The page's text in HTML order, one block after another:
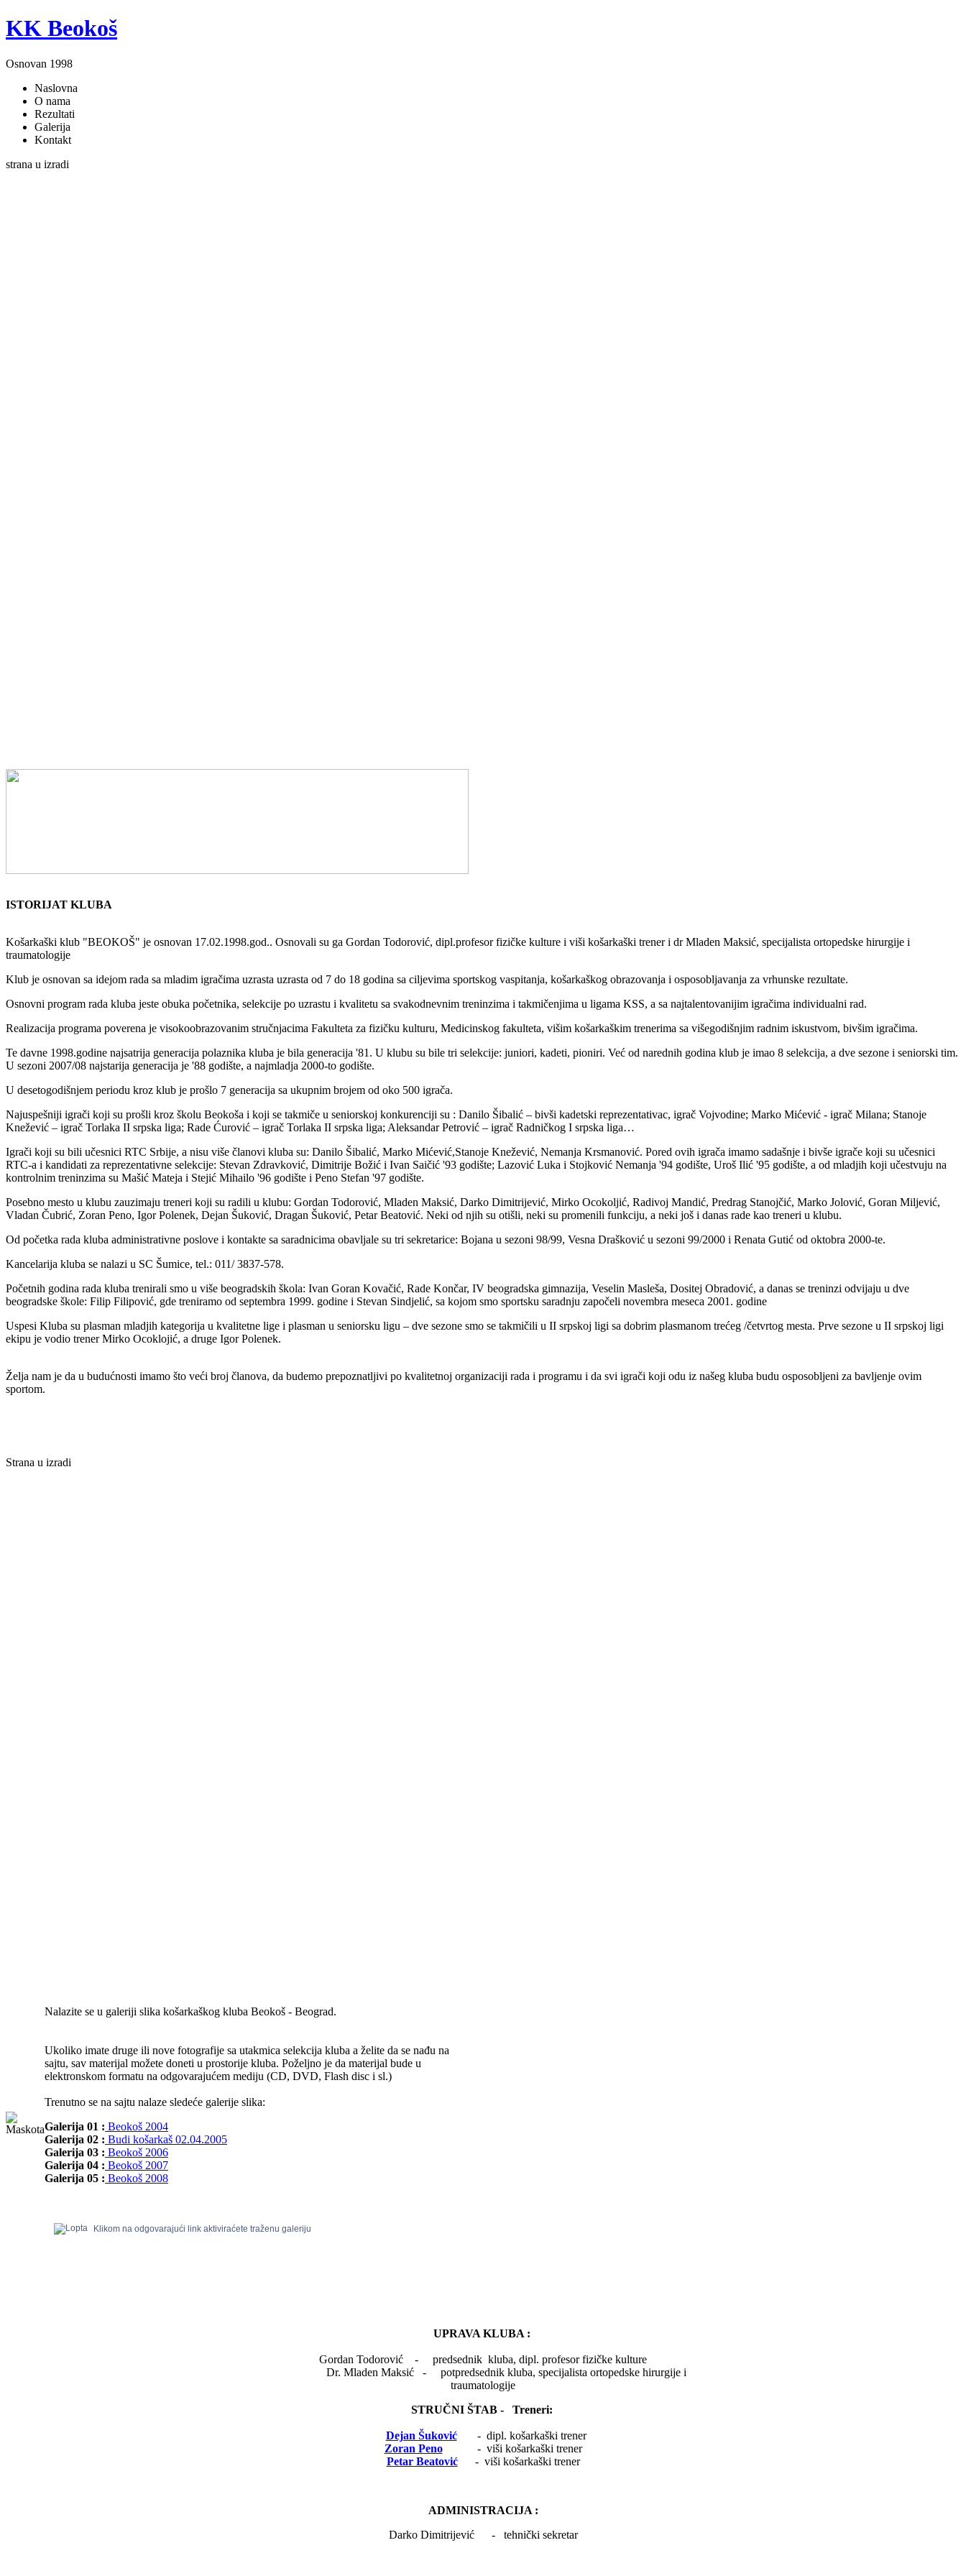
KK Beokoš
Osnovan 1998
Naslovna
O nama
Rezultati
Galerija
Kontakt
strana u izradi
ISTORIJAT KLUBA
Košarkaški klub "BEOKOŠ" je osnovan 17.02.1998.god.. Osnovali su ga Gordan Todorović, dipl.profesor fizičke kulture i viši košarkaški trener i dr Mladen Maksić, specijalista ortopedske hirurgije i
traumatologije
Klub je osnovan sa idejom rada sa mladim igračima uzrasta uzrasta od 7 do 18 godina sa ciljevima sportskog vaspitanja, košarkaškog obrazovanja i osposobljavanja za vrhunske rezultate.
Osnovni program rada kluba jeste obuka početnika, selekcije po uzrastu i kvalitetu sa svakodnevnim treninzima i takmičenjima u ligama KSS, a sa najtalentovanijim igračima individualni rad.
Realizacija programa poverena je visokoobrazovanim stručnjacima Fakulteta za fizičku kulturu, Medicinskog fakulteta, višim košarkaškim trenerima sa višegodišnjim radnim iskustvom, bivšim igračima.
Te davne 1998.godine najsatrija generacija polaznika kluba je bila generacija '81. U klubu su bile tri selekcije: juniori, kadeti, pioniri. Već od narednih godina klub je imao 8 selekcija, a dve sezone i seniorski tim.
U sezoni 2007/08 najstarija generacija je '88 godište, a najmladja 2000-to godište.
U desetogodišnjem periodu kroz klub je prošlo 7 generacija sa ukupnim brojem od oko 500 igrača.
Najuspešniji igrači koji su prošli kroz školu Beokoša i koji se takmiče u seniorskoj konkurenciji su : Danilo Šibalić – bivši kadetski reprezentativac, igrač Vojvodine; Marko Mićević - igrač Milana; Stanoje
Knežević – igrač Torlaka II srpska liga; Rade Ćurović – igrač Torlaka II srpska liga; Aleksandar Petrović – igrač Radničkog I srpska liga…
Igrači koji su bili učesnici RTC Srbije, a nisu više članovi kluba su: Danilo Šibalić, Marko Mićević,Stanoje Knežević, Nemanja Krsmanović. Pored ovih igrača imamo sadašnje i bivše igrače koji su učesnici
RTC-a i kandidati za reprezentativne selekcije: Stevan Zdravković, Dimitrije Božić i Ivan Saičić '93 godište; Lazović Luka i Stojković Nemanja '94 godište, Uroš Ilić '95 godište, a od mladjih koji učestvuju na
kontrolnim treninzima su Mašić Mateja i Stejić Mihailo '96 godište i Peno Stefan '97 godište.
Posebno mesto u klubu zauzimaju treneri koji su radili u klubu: Gordan Todorović, Mladen Maksić, Darko Dimitrijević, Mirko Ocokoljić, Radivoj Mandić, Predrag Stanojčić, Marko Jolović, Goran Miljević,
Vladan Čubrić, Zoran Peno, Igor Polenek, Dejan Šuković, Dragan Šuković, Petar Beatović. Neki od njih su otišli, neki su promenili funkciju, a neki još i danas rade kao treneri u klubu.
Od početka rada kluba administrativne poslove i kontakte sa saradnicima obavljale su tri sekretarice: Bojana u sezoni 98/99, Vesna Drašković u sezoni 99/2000 i Renata Gutić od oktobra 2000-te.
Kancelarija kluba se nalazi u SC Šumice, tel.: 011/ 3837-578.
Početnih godina rada kluba trenirali smo u više beogradskih škola: Ivan Goran Kovačić, Rade Končar, IV beogradska gimnazija, Veselin Masleša, Dositej Obradović, a danas se treninzi odvijaju u dve
beogradske škole: Filip Filipović, gde treniramo od septembra 1999. godine i Stevan Sindjelić, sa kojom smo sportsku saradnju započeli novembra meseca 2001. godine
Uspesi Kluba su plasman mladjih kategorija u kvalitetne lige i plasman u seniorsku ligu – dve sezone smo se takmičili u II srpskoj ligi sa dobrim plasmanom trećeg /četvrtog mesta. Prve sezone u II srpskoj ligi
ekipu je vodio trener Mirko Ocoklojić, a druge Igor Polenek.
Želja nam je da u budućnosti imamo što veći broj članova, da budemo prepoznatljivi po kvalitetnoj organizaciji rada i programu i da svi igrači koji odu iz našeg kluba budu osposobljeni za bavljenje ovim
sportom.
Strana u izradi
Nalazite se u galeriji slika košarkaškog kluba Beokoš - Beograd.
Ukoliko imate druge ili nove fotografije sa utakmica selekcija kluba a želite da se nađu na
sajtu, sav materijal možete doneti u prostorije kluba. Poželjno je da materijal bude u
elektronskom formatu na odgovarajućem mediju (CD, DVD, Flash disc i sl.)
Trenutno se na sajtu nalaze sledeće galerije slika:
Galerija 01 : Beokoš 2004
Galerija 02 : Budi košarkaš 02.04.2005
Galerija 03 : Beokoš 2006
Galerija 04 : Beokoš 2007
Galerija 05 : Beokoš 2008
Klikom na odgovarajući link aktiviraćete traženu galeriju
UPRAVA KLUBA :
Gordan Todorović - predsednik kluba, dipl. profesor fizičke kulture
Dr. Mladen Maksić - potpredsednik kluba, specijalista ortopedske hirurgije i
traumatologije
STRUČNI ŠTAB - Treneri:
Dejan Šuković- dipl. košarkaški trener
Zoran Peno- viši košarkaški trener
Petar Beatović- viši košarkaški trener
ADMINISTRACIJA :
Darko Dimitrijević - tehnički sekretar